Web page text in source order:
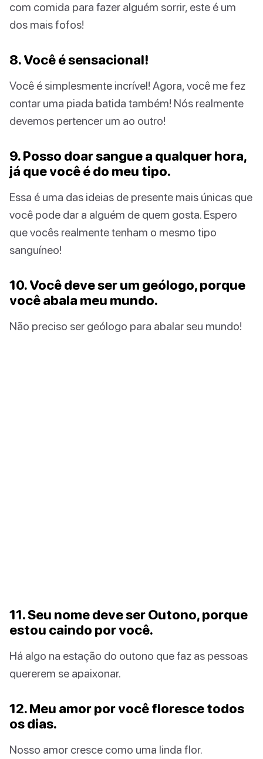
com comida para fazer alguém sorrir, este é um
dos mais fofos!
8. Você é sensacional!
Você é simplesmente incrível! Agora, você me fez
contar uma piada batida também! Nós realmente
devemos pertencer um ao outro!
9. Posso doar sangue a qualquer hora,
já que você é do meu tipo.
Essa é uma das ideias de presente mais únicas que
você pode dar a alguém de quem gosta. Espero
que vocês realmente tenham o mesmo tipo
sanguíneo!
10. Você deve ser um geólogo, porque
você abala meu mundo.
Não preciso ser geólogo para abalar seu mundo!
11. Seu nome deve ser Outono, porque
estou caindo por você.
Há algo na estação do outono que faz as pessoas
quererem se apaixonar.
12. Meu amor por você floresce todos
os dias.
Nosso amor cresce como uma linda flor.